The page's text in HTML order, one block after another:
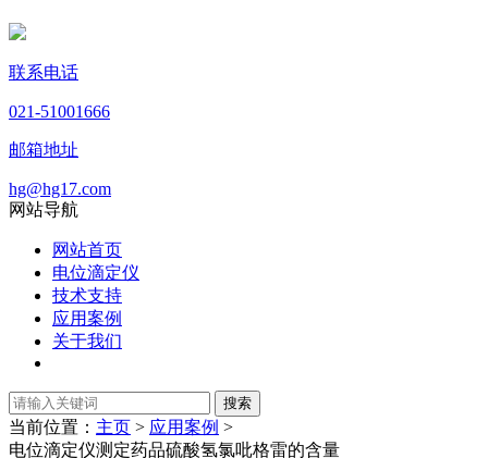
联系电话
021-51001666
邮箱地址
hg@hg17.com
网站导航
网站首页
电位滴定仪
技术支持
应用案例
关于我们
当前位置： 主页 > 应用案例 >
电位滴定仪测定药品硫酸氢氯吡格雷的含量